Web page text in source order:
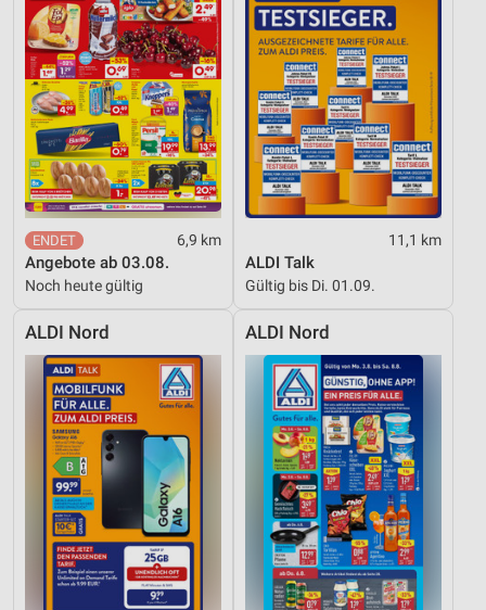
6,9 km
Angebote ab 03.08.
Noch heute gültig
11,1 km
ALDI Talk
Gültig bis Di. 01.09.
ALDI Nord ALDI Nord